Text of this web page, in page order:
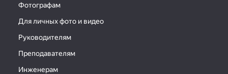
Фотографам
Для личных фото и видео
Руководителям
Преподавателям
Инженерам